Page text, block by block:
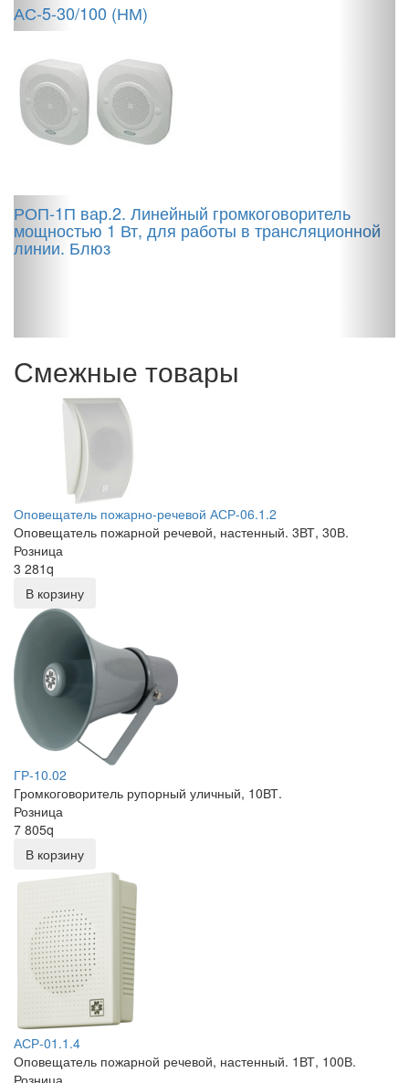
АС-5-30/100 (НМ)
РОП-1П вар.2. Линейный громкоговоритель
мощностью 1 Вт, для работы в трансляционной
линии. Блюз
Смежные товары
Оповещатель пожарно-речевой АСР-06.1.2
Оповещатель пожарной речевой, настенный. 3ВТ, 30В.
Розница
3 281q
В корзину
ГР-10.02
Громкоговоритель рупорный уличный, 10ВТ.
Розница
7 805q
В корзину
АСР-01.1.4
Оповещатель пожарной речевой, настенный. 1ВТ, 100В.